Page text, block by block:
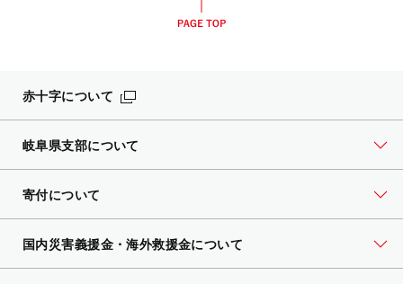
赤十字について
岐阜県支部について
寄付について
国内災害義援金・海外救援金について